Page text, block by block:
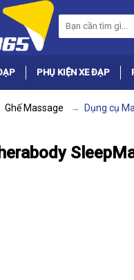
PHỤ KIỆN XE ĐẠP
Ghế Massage Dụng cụ